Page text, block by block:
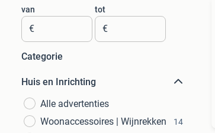
van
€
tot
€
Categorie
Huis en Inrichting
Alle advertenties
Woonaccessoires | Wijnrekken
14